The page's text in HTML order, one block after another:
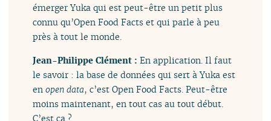
émerger Yuka qui est peut-être un petit plus
connu qu’Open Food Facts et qui parle à peu
près à tout le monde.
Jean-Philippe Clément :En application. Il faut
le savoir : la base de données qui sert à Yuka est
enopen data, c’est Open Food Facts. Peut-être
moins maintenant, en tout cas au tout début.
C’est ça ?